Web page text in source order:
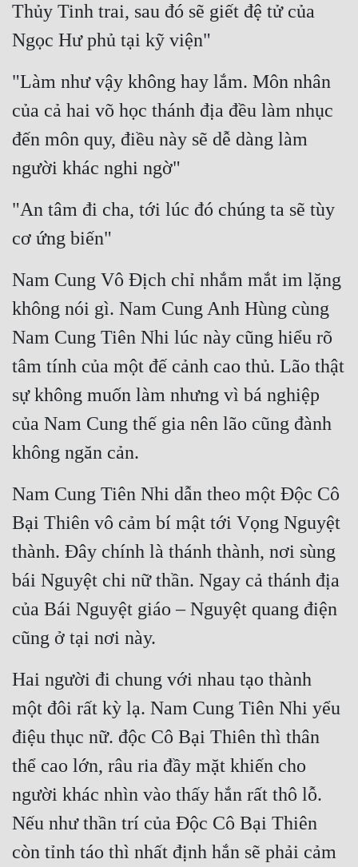
Thủy Tinh trai, sau đó sẽ giết đệ tử của
Ngọc Hư phủ tại kỹ viện"
"Làm như vậy không hay lắm. Môn nhân
của cả hai võ học thánh địa đều làm nhục
đến môn quy, điều này sẽ dễ dàng làm
người khác nghi ngờ"
"An tâm đi cha, tới lúc đó chúng ta sẽ tùy
cơ ứng biến"
Nam Cung Vô Địch chỉ nhắm mắt im lặng
không nói gì. Nam Cung Anh Hùng cùng
Nam Cung Tiên Nhi lúc này cũng hiểu rõ
tâm tính của một đế cảnh cao thủ. Lão thật
sự không muốn làm nhưng vì bá nghiệp
của Nam Cung thế gia nên lão cũng đành
không ngăn cản.
Nam Cung Tiên Nhi dẫn theo một Độc Cô
Bại Thiên vô cảm bí mật tới Vọng Nguyệt
thành. Đây chính là thánh thành, nơi sùng
bái Nguyệt chi nữ thần. Ngay cả thánh địa
của Bái Nguyệt giáo – Nguyệt quang điện
cũng ở tại nơi này.
Hai người đi chung với nhau tạo thành
một đôi rất kỳ lạ. Nam Cung Tiên Nhi yểu
điệu thục nữ. độc Cô Bại Thiên thì thân
thể cao lớn, râu ria đầy mặt khiến cho
người khác nhìn vào thấy hắn rất thô lỗ.
Nếu như thần trí của Độc Cô Bại Thiên
còn tỉnh táo thì nhất định hắn sẽ phải cảm